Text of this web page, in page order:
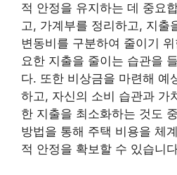
적 안정을 유지하는 데 중요
고, 가계부를 정리하고, 지출
변동비를 구분하여 줄이기
요한 지출을 줄이는 습관을
다. 또한 비상금을 마련해 예
하고, 자신의 소비 습관과 가
한 지출을 최소화하는 것도
방법을 통해 주택 비용을 체
적 안정을 확보할 수 있습니